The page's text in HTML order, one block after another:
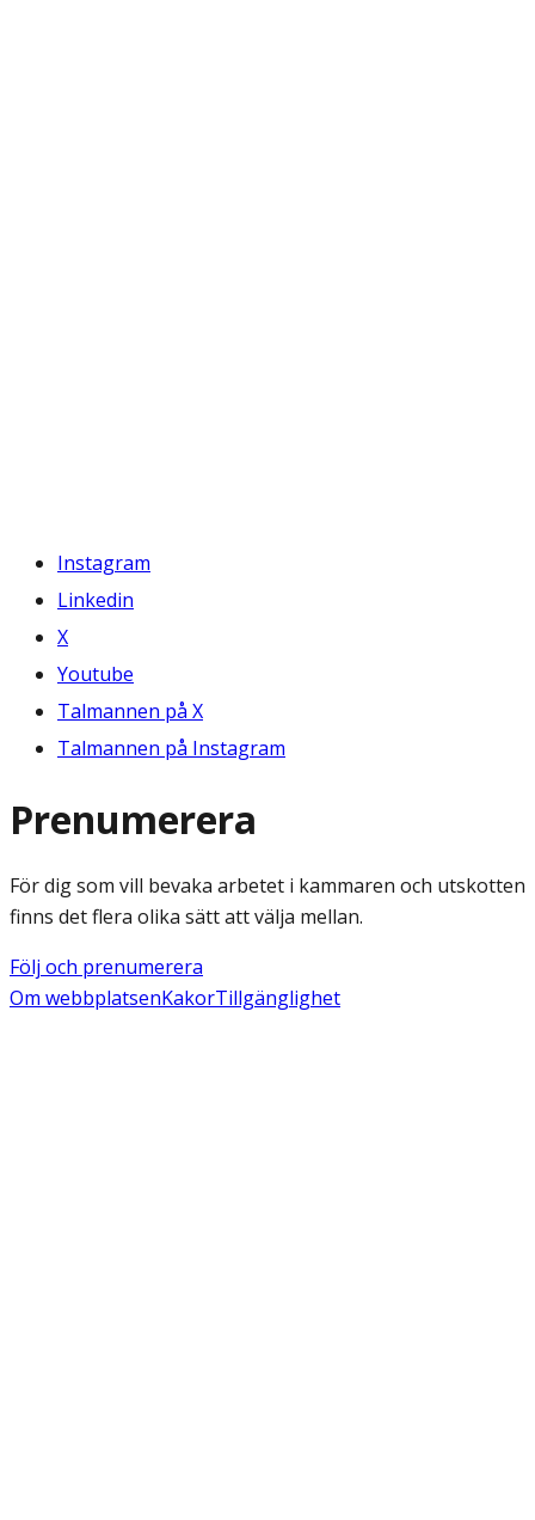
Instagram
Linkedin
X
Youtube
Talmannen på X
Talmannen på Instagram
Prenumerera
För dig som vill bevaka arbetet i kammaren och utskotten
finns det flera olika sätt att välja mellan.
Följ och prenumerera
Om webbplatsenKakorTillgänglighet